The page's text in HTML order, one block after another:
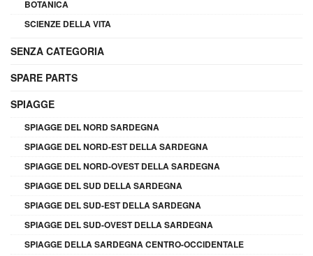
BOTANICA
SCIENZE DELLA VITA
SENZA CATEGORIA
SPARE PARTS
SPIAGGE
SPIAGGE DEL NORD SARDEGNA
SPIAGGE DEL NORD-EST DELLA SARDEGNA
SPIAGGE DEL NORD-OVEST DELLA SARDEGNA
SPIAGGE DEL SUD DELLA SARDEGNA
SPIAGGE DEL SUD-EST DELLA SARDEGNA
SPIAGGE DEL SUD-OVEST DELLA SARDEGNA
SPIAGGE DELLA SARDEGNA CENTRO-OCCIDENTALE